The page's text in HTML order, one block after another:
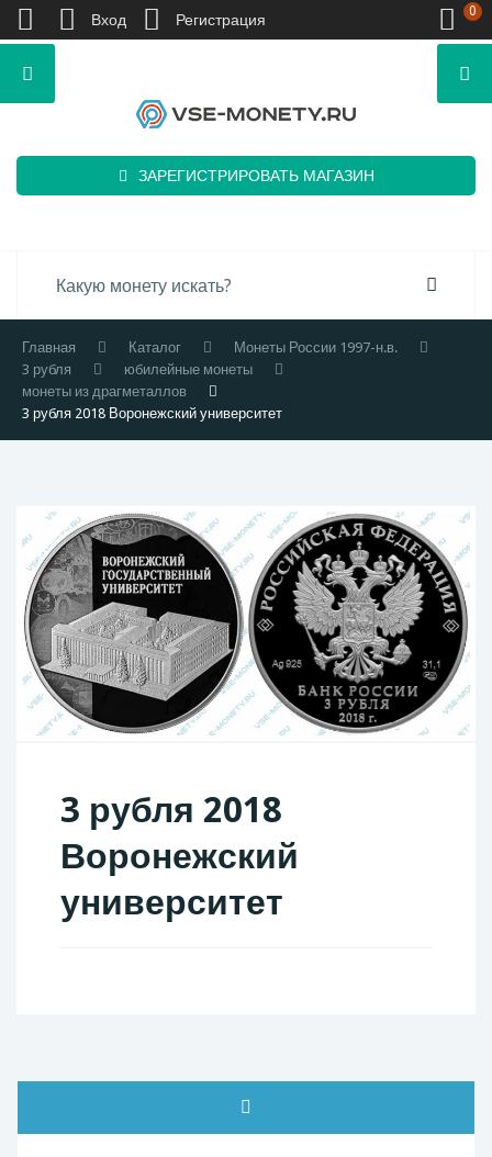
ЗАРЕГИСТРИРОВАТЬ МАГАЗИН
Главная Каталог
Монеты России 1997-н.в.
3 рубля
юбилейные монеты
монеты из драгметаллов
3 рубля 2018 Воронежский университет
3 рубля 2018
Воронежский
университет
Вход Регистрация 0